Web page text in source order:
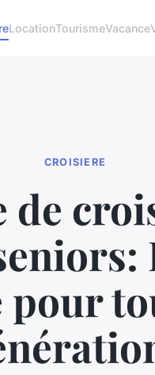
LocationTourismeVacance
CROISIERE
de
pour